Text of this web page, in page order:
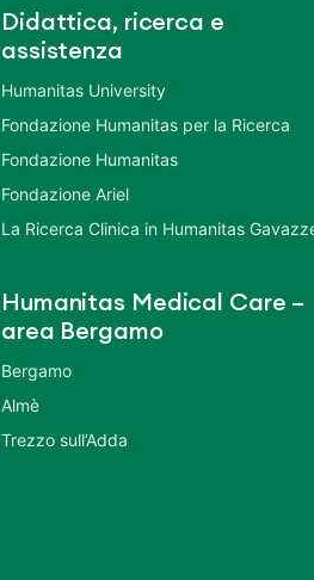
Didattica, ricerca e
assistenza
Humanitas University
Fondazione Humanitas per la Ricerca
Fondazione Humanitas
Fondazione Ariel
La Ricerca Clinica in Humanitas
Humanitas Medical Care –
area Bergamo
Bergamo
Almè
Trezzo sull’Adda